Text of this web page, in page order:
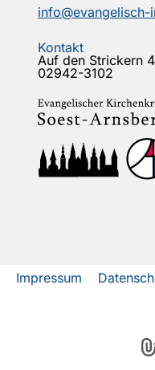
Kontakt
Auf den Strickern
02942-3102
Impressum